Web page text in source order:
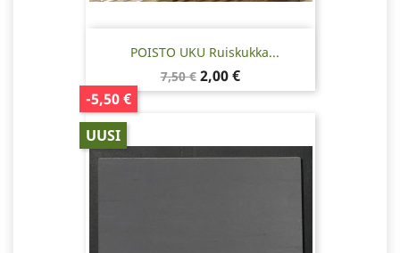
POISTO UKU Ruiskukka...
Normaalihinta
7,50 €
-5,50 €
Hinta
2,00 €
UUSI